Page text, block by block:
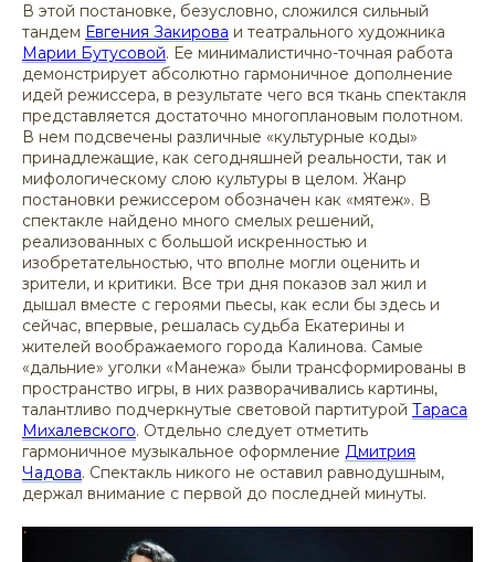
В этой постановке, безусловно, сложился сильный
тандем Евгения Закирова и театрального художника
Марии Бутусовой. Ее минималистично-точная работа
демонстрирует абсолютно гармоничное дополнение
идей режиссера, в результате чего вся ткань спектакля
представляется достаточно многоплановым полотном.
В нем подсвечены различные «культурные коды»
принадлежащие, как сегодняшней реальности, так и
мифологическому слою культуры в целом. Жанр
постановки режиссером обозначен как «мятеж». В
спектакле найдено много смелых решений,
реализованных с большой искренностью и
изобретательностью, что вполне могли оценить и
зрители, и критики. Все три дня показов зал жил и
дышал вместе с героями пьесы, как если бы здесь и
сейчас, впервые, решалась судьба Екатерины и
жителей воображаемого города Калинова. Самые
«дальние» уголки «Манежа» были трансформированы в
пространство игры, в них разворачивались картины,
талантливо подчеркнутые световой партитурой Тараса
Михалевского. Отдельно следует отметить
гармоничное музыкальное оформление Дмитрия
Чадова. Спектакль никого не оставил равнодушным,
держал внимание с первой до последней минуты.